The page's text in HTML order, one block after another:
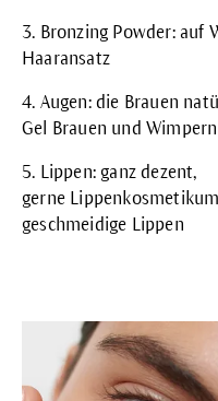
3. Bronzing Powder: auf
Haaransatz
4. Augen: die Brauen
Gel
Brauen und
5. Lippen: ganz dezent,
gerne Lippenkosmetikum
geschmeidige Lippen